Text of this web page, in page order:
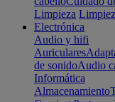
Limpieza
Electrónica
Audio y hifi
Auriculares
de sonidoAudio
Informática
Almacenamiento